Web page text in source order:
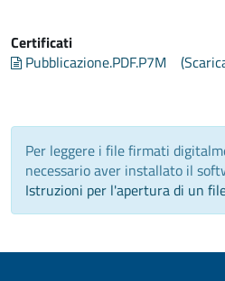
Certificati
Pubblicazione.PDF.P7M
Per leggere i file firmati
necessario aver installato il
Istruzioni per l'apertura di un